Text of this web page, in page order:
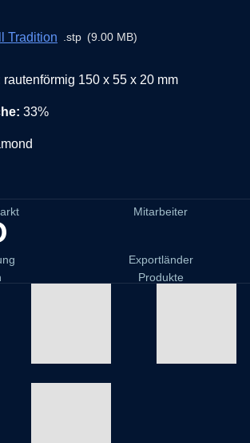
Tradition stp 9.00 MB
rautenförmig 150 x 55 x 20 mm
33%
Mitarbeiter
Exportländer
Produkte